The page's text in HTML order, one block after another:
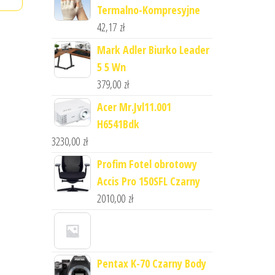
Termalno-Kompresyjne
42,17 zł
Mark Adler Biurko Leader
5 5 Wn
379,00 zł
Acer Mr.Jvl11.001
H6541Bdk
3230,00 zł
Profim Fotel obrotowy
Accis Pro 150SFL Czarny
2010,00 zł
Pentax K-70 Czarny Body